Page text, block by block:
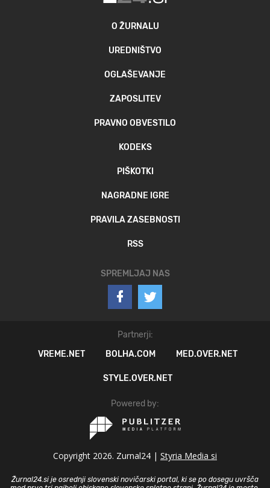
O ŽURNALU
UREDNIŠTVO
OGLAŠEVANJE
ZAPOSLITEV
PRAVNO OBVESTILO
KODEKS
PIŠKOTKI
NAGRADNE IGRE
PRAVILA ZASEBNOSTI
RSS
SPREMLJAJ NAS
Partnerji:
VREME.NET
BOLHA.COM MED.OVER.NET
STYLE.OVER.NET
Powered by:
Copyright 2026. Zurnal24 | Styria Media si
Žurnal24.si je osrednji slovenski novičarski portal, ki se po dosegu uvršča